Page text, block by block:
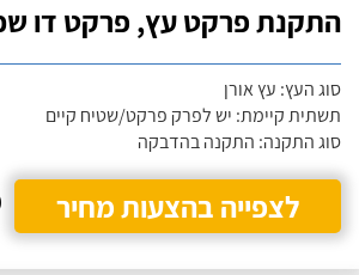
התקנת פרקט עץ, פרקט דו
סוג העץ: עץ אורן
תשתית קיימת: יש לפרק פרקט/שטיח קיים
סוג התקנה: התקנה בהדבקה
לצפייה בהצעות מחיר
0